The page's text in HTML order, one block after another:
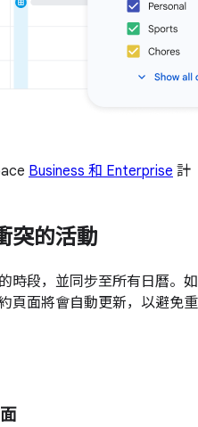
Business 和 Enterprise 計
突的活動
時段，並同步至所有日曆。如
頁面將會自動更新，以避免重